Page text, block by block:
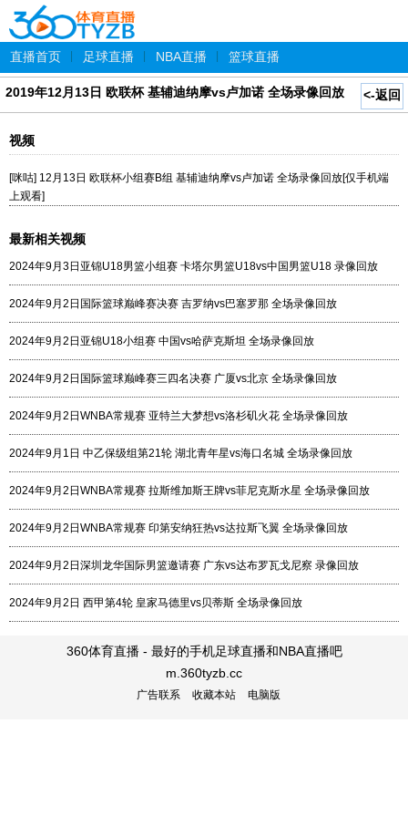
直播首页 足球直播 NBA直播 篮球直播
<-返回
2019年12月13日 欧联杯 基辅迪纳摩vs卢加诺 全场录像回放
视频
[咪咕] 12月13日 欧联杯小组赛B组 基辅迪纳摩vs卢加诺 全场录像回放[仅手机端
上观看]
最新相关视频
2024年9月3日亚锦U18男篮小组赛 卡塔尔男篮U18vs中国男篮U18 录像回放
2024年9月2日国际篮球巅峰赛决赛 吉罗纳vs巴塞罗那 全场录像回放
2024年9月2日亚锦U18小组赛 中国vs哈萨克斯坦 全场录像回放
2024年9月2日国际篮球巅峰赛三四名决赛 广厦vs北京 全场录像回放
2024年9月2日WNBA常规赛 亚特兰大梦想vs洛杉矶火花 全场录像回放
2024年9月1日 中乙保级组第21轮 湖北青年星vs海口名城 全场录像回放
2024年9月2日WNBA常规赛 拉斯维加斯王牌vs菲尼克斯水星 全场录像回放
2024年9月2日WNBA常规赛 印第安纳狂热vs达拉斯飞翼 全场录像回放
2024年9月2日深圳龙华国际男篮邀请赛 广东vs达布罗瓦戈尼察 录像回放
2024年9月2日 西甲第4轮 皇家马德里vs贝蒂斯 全场录像回放
360体育直播 - 最好的手机足球直播和NBA直播吧
m.360tyzb.cc
广告联系 收藏本站 电脑版